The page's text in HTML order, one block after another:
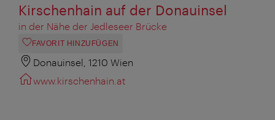
Kirschenhain auf der Donauinsel
in der Nähe der Jedleseer Brücke
FAVORIT HINZUFÜGEN
Donauinsel, 1210 Wien
www.kirschenhain.at